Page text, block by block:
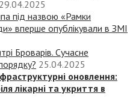
29.04.2025
під назвою «‎Рамки
вперше опублікували в ЗМІ
Броварів. Сучасне
25.04.2025
оновлення:
лікарні та укриття в